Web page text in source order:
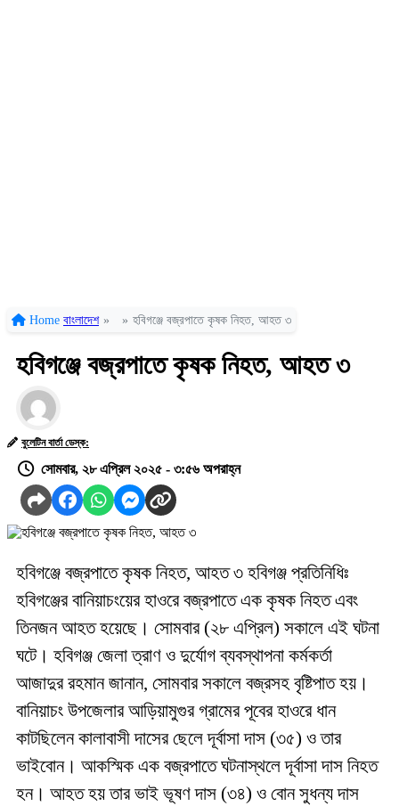
Home বাংলাদেশ » » হবিগঞ্জে বজ্রপাতে কৃষক নিহত, আহত ৩
হবিগঞ্জে বজ্রপাতে কৃষক নিহত, আহত ৩
বুলেটিন বার্তা ডেস্ক:
সোমবার, ২৮ এপ্রিল ২০২৫ - ৩:৫৬ অপরাহ্ন
হবিগঞ্জে বজ্রপাতে কৃষক নিহত, আহত ৩ হবিগঞ্জ প্রতিনিধিঃ
হবিগঞ্জের বানিয়াচংয়ের হাওরে বজ্রপাতে এক কৃষক নিহত এবং
তিনজন আহত হয়েছে। সোমবার (২৮ এপ্রিল) সকালে এই ঘটনা
ঘটে। হবিগঞ্জ জেলা ত্রাণ ও দুর্যোগ ব্যবস্থাপনা কর্মকর্তা
আজাদুর রহমান জানান, সোমবার সকালে বজ্রসহ বৃষ্টিপাত হয়।
বানিয়াচং উপজেলার আড়িয়ামুগুর গ্রামের পূবের হাওরে ধান
কাটছিলেন কালাবাসী দাসের ছেলে দূর্বাসা দাস (৩৫) ও তার
ভাইবোন। আকস্মিক এক বজ্রপাতে ঘটনাস্থলে দূর্বাসা দাস নিহত
হন। আহত হয় তার ভাই ভূষণ দাস (৩৪) ও বোন সুধন্য দাস